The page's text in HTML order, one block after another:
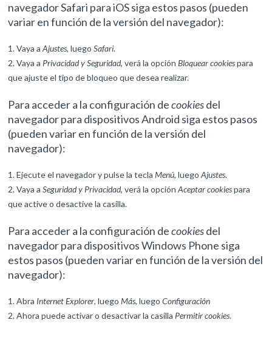
navegadorSafari para iOSsiga estos pasos (pueden
variar en función de la versión del navegador):
Vaya aAjustes, luegoSafari.
Vaya a Privacidad y Seguridad, verá la opciónBloquear cookiespara
que ajuste el tipo de bloqueo que desea realizar.
Para acceder a la configuración decookiesdel
navegador para dispositivosAndroid siga estos pasos
(pueden variar en función de la versión del
navegador):
Ejecute el navegador y pulse la teclaMenú, luegoAjustes.
Vaya aSeguridad y Privacidad, verá la opciónAceptar cookiespara
que active o desactive la casilla.
Para acceder a la configuración decookiesdel
navegador para dispositivosWindows Phone siga
estos pasos (pueden variar en función de la versión del
navegador):
Abra Internet Explorer, luegoMás, luegoConfiguración
Ahora puede activar o desactivar la casilla Permitir cookies.